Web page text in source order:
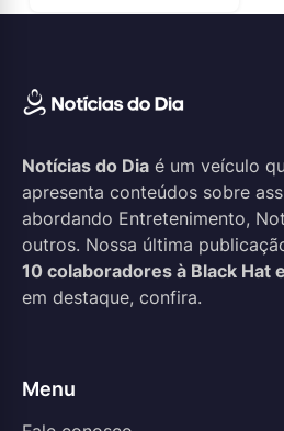
Notícias do Dia é um veículo
apresenta conteúdos sobre
abordando Entretenimento,
outros. Nossa última
10 colaboradores à Black Hat
em destaque, confira.
Menu